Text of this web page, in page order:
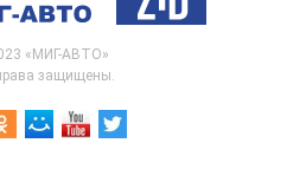
«МИГ-АВТО»
защищены.